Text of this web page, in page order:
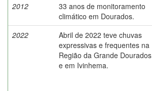
2012
33 anos de monitoramento
climático em Dourados.
2022
Abril de 2022 teve chuvas
expressivas e frequentes na
Região da Grande Dourados
e em Ivinhema.